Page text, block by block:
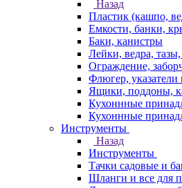
Назад
Пластик (кашпо,
Емкости, банки,
Баки, канистры
Лейки, ведра,
Ограждение,
Флюгер, указатели
Ящики, поддоны,
Кухоннные
Кухоннные
Инструменты
Назад
Инструменты
Тачки садовые и
Шланги и все для